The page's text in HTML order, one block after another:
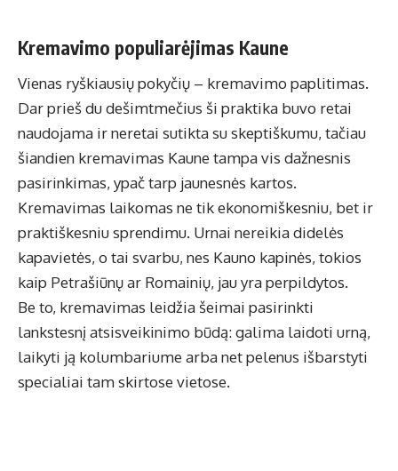
Kremavimo populiarėjimas Kaune
Vienas ryškiausių pokyčių – kremavimo paplitimas.
Dar prieš du dešimtmečius ši praktika buvo retai
naudojama ir neretai sutikta su skeptiškumu, tačiau
šiandien kremavimas Kaune tampa vis dažnesnis
pasirinkimas, ypač tarp jaunesnės kartos.
Kremavimas laikomas ne tik ekonomiškesniu, bet ir
praktiškesniu sprendimu. Urnai nereikia didelės
kapavietės, o tai svarbu, nes Kauno kapinės, tokios
kaip Petrašiūnų ar Romainių, jau yra perpildytos.
Be to, kremavimas leidžia šeimai pasirinkti
lankstesnį atsisveikinimo būdą: galima laidoti urną,
laikyti ją kolumbariume arba net pelenus išbarstyti
specialiai tam skirtose vietose.